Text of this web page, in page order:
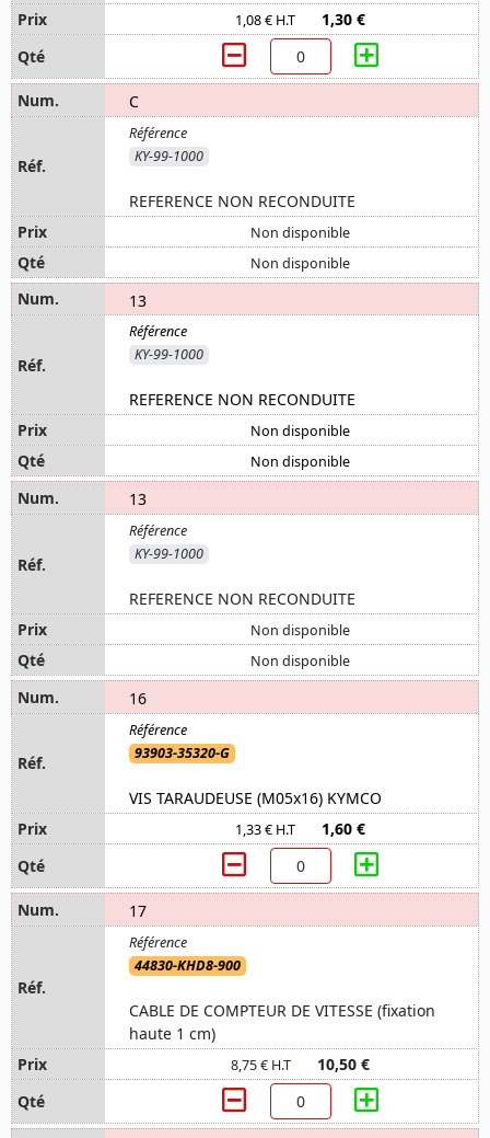
1,08 € H.T 1,30 €
C
KY-99-1000
REFERENCE NON RECONDUITE
Non disponible
Non disponible
13
KY-99-1000
REFERENCE NON RECONDUITE
Non disponible
Non disponible
13
KY-99-1000
REFERENCE NON RECONDUITE
Non disponible
Non disponible
16
93903-35320-G
VIS TARAUDEUSE (M05x16) KYMCO
1,33 € H.T 1,60 €
17
44830-KHD8-900
CABLE DE COMPTEUR DE VITESSE (fixation
haute 1 cm)
8,75 € H.T 10,50 €